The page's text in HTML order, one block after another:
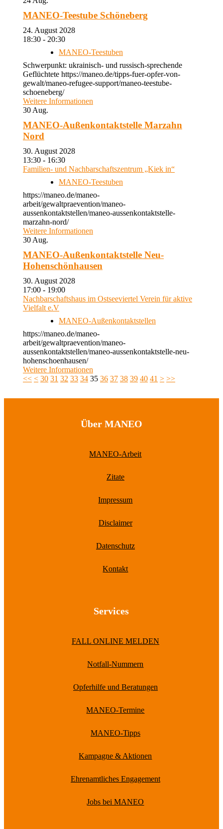
MANEO-Teestube Schöneberg
24. August 2028
18:30 - 20:30
MANEO-Teestuben
Schwerpunkt: ukrainisch- und russisch-sprechende
Geflüchtete https://maneo.de/tipps-fuer-opfer-von-
gewalt/maneo-refugee-support/maneo-teestube-
schoeneberg/
Weitere Informationen
30 Aug.
MANEO-Außenkontaktstelle Marzahn
Nord
30. August 2028
13:30 - 16:30
Familien- und Nachbarschaftszentrum „Kiek in“
MANEO-Teestuben
https://maneo.de/maneo-
arbeit/gewaltpraevention/maneo-
aussenkontaktstellen/maneo-aussenkontaktstelle-
marzahn-nord/
Weitere Informationen
30 Aug.
MANEO-Außenkontaktstelle Neu-
Hohenschönhausen
30. August 2028
17:00 - 19:00
Nachbarschaftshaus im Ostseeviertel Verein für aktive
Vielfalt e.V
MANEO-Außenkontaktstellen
https://maneo.de/maneo-
arbeit/gewaltpraevention/maneo-
aussenkontaktstellen/maneo-aussenkontaktstelle-neu-
hohenschoenhausen/
Weitere Informationen
<< < 30 31 32 33 34 35 36 37 38 39 40 41 > >>
Über MANEO
MANEO-Arbeit
Zitate
Impressum
Disclaimer
Datenschutz
Kontakt
Services
FALL ONLINE MELDEN
Notfall-Nummern
Opferhilfe und Beratungen
MANEO-Termine
MANEO-Tipps
Kampagne & Aktionen
Ehrenamtliches Engagement
Jobs bei MANEO